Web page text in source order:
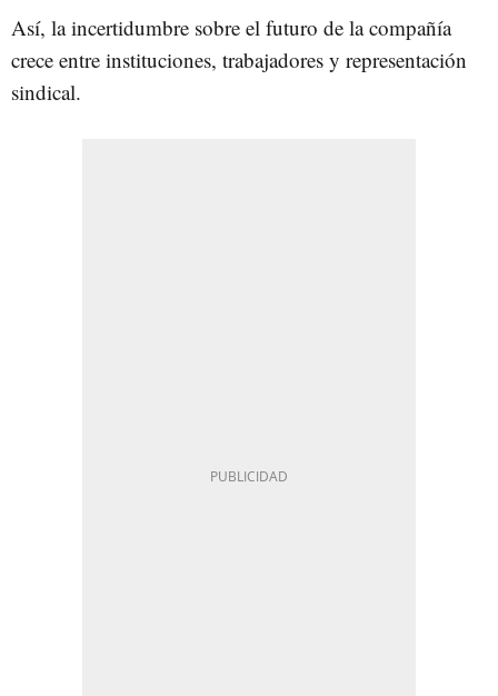
Así, la incertidumbre sobre el futuro de la compañía
crece entre instituciones, trabajadores y representación
sindical.